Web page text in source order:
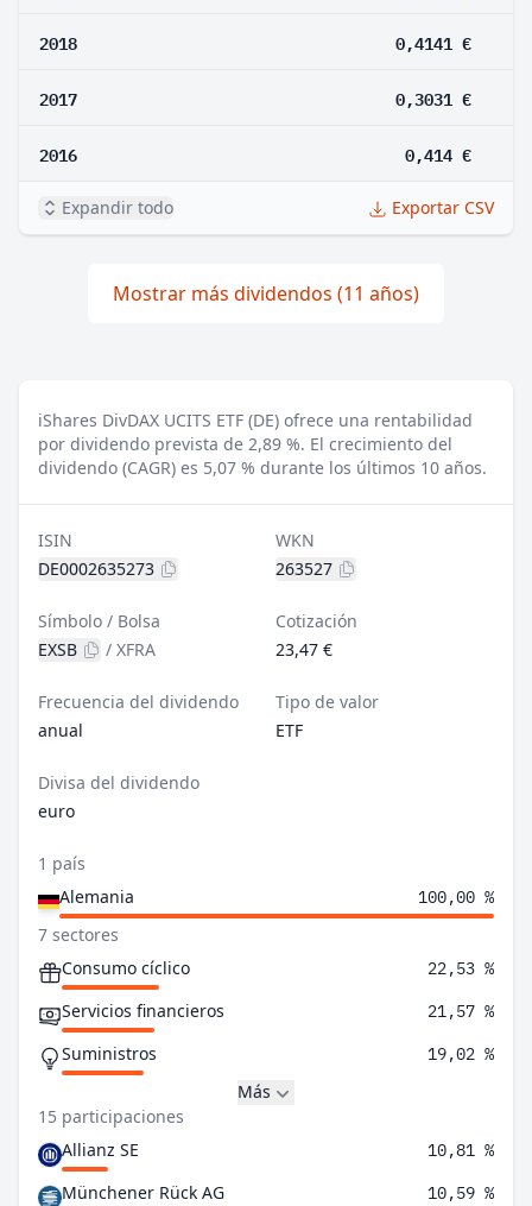
2018 0,4141 €
2017 0,3031 €
2016 0,414 €
Expandir todo Exportar CSV
Mostrar más dividendos (11 años)
iShares DivDAX UCITS ETF (DE) ofrece una rentabilidad
por dividendo prevista de 2,89 %. El crecimiento del
dividendo (CAGR) es 5,07 % durante los últimos 10 años.
ISIN
DE0002635273
WKN
263527
Símbolo / Bolsa
EXSB
/ XFRA
Cotización
23,47 €
Frecuencia del dividendo
anual
Tipo de valor
ETF
Divisa del dividendo
euro
1 país
Alemania
100,00 %
7 sectores
Consumo cíclico
22,53 %
Servicios financieros 21,57 %
Suministros 19,02 %
Más
15 participaciones
Allianz SE
10,81 %
Münchener Rück AG 10,59 %